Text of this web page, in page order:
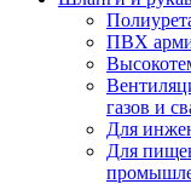
ПВХ
газов и
Для
Для